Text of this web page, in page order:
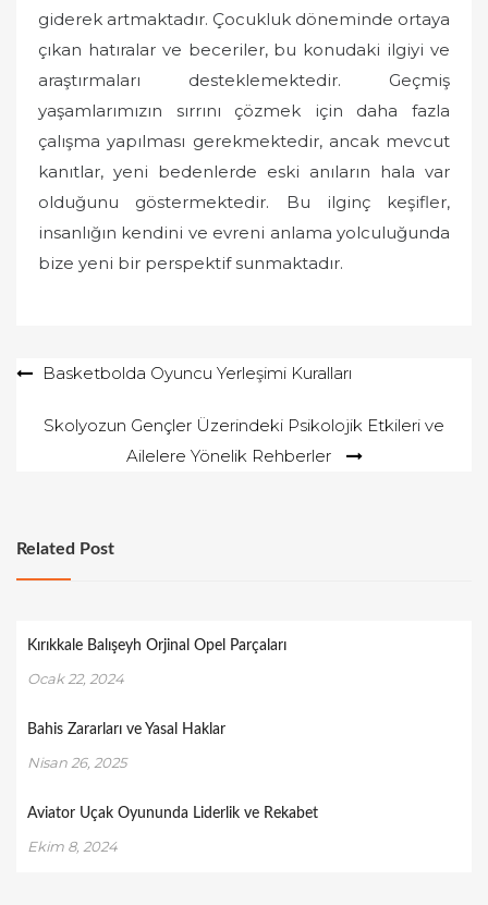
giderek artmaktadır. Çocukluk döneminde ortaya
çıkan hatıralar ve beceriler, bu konudaki ilgiyi ve
araştırmaları desteklemektedir. Geçmiş
yaşamlarımızın sırrını çözmek için daha fazla
çalışma yapılması gerekmektedir, ancak mevcut
kanıtlar, yeni bedenlerde eski anıların hala var
olduğunu göstermektedir. Bu ilginç keşifler,
insanlığın kendini ve evreni anlama yolculuğunda
bize yeni bir perspektif sunmaktadır.
YazıBasketbolda Oyuncu Yerleşimi Kuralları
Skolyozun Gençler Üzerindeki Psikolojik Etkileri ve
Ailelere Yönelik Rehberler
Related Post
Kırıkkale Balışeyh Orjinal Opel Parçaları
Ocak 22, 2024
Bahis Zararları ve Yasal Haklar
Nisan 26, 2025
Aviator Uçak Oyununda Liderlik ve Rekabet
Ekim 8, 2024